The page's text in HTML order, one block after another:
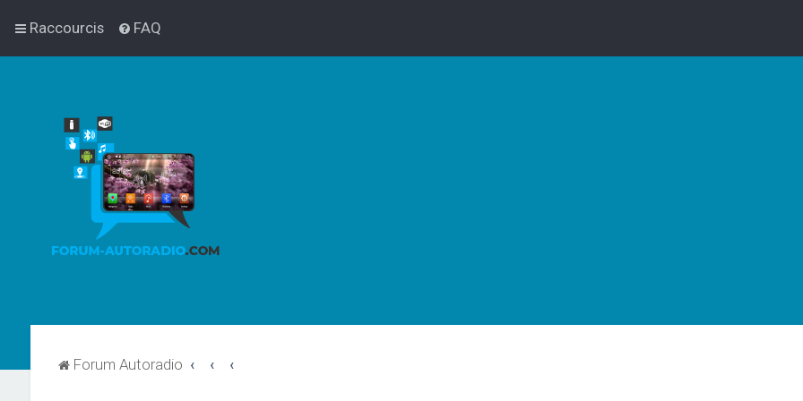
Raccourcis FAQ
Forum Autoradio